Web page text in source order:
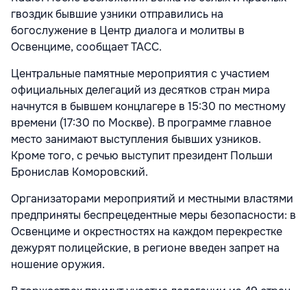
гвоздик бывшие узники отправились на
богослужение в Центр диалога и молитвы в
Освенциме, сообщает ТАСС.
Центральные памятные мероприятия с участием
официальных делегаций из десятков стран мира
начнутся в бывшем концлагере в 15:30 по местному
времени (17:30 по Москве). В программе главное
место занимают выступления бывших узников.
Кроме того, с речью выступит президент Польши
Бронислав Коморовский.
Организаторами мероприятий и местными властями
предприняты беспрецедентные меры безопасности: в
Освенциме и окрестностях на каждом перекрестке
дежурят полицейские, в регионе введен запрет на
ношение оружия.